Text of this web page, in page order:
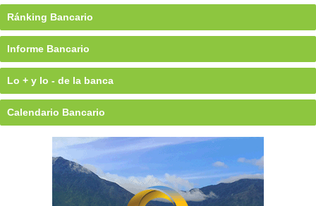
Ránking Bancario
Informe Bancario
Lo + y lo - de la banca
Calendario Bancario